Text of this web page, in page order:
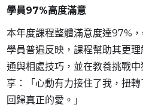
學員97%高度滿意
本年度課程整體滿意度達97%
學員普遍反映，課程幫助其更
通與相處技巧，並在教養挑戰
享：「心動有力接住了我，扭
回歸真正的愛。」